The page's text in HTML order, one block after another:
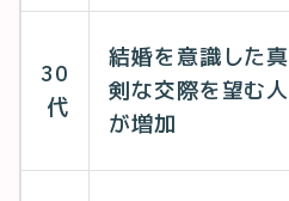
30
代
結婚を意識した真
剣な交際を望む人
が増加